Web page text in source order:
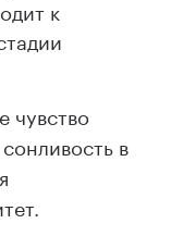
к
чувство
в